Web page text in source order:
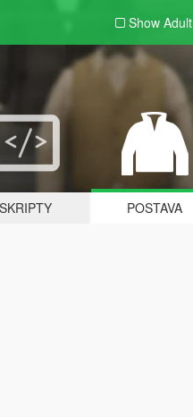
Show Adult
SKRIPTY POSTAVA